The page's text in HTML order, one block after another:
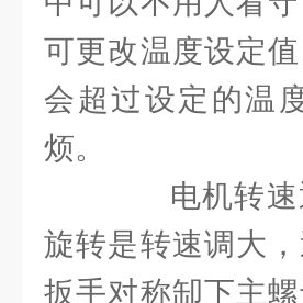
可更改温度设定
会超过设定的温
烦。
电机转速
旋转是转速调大
扳手对称缷下主